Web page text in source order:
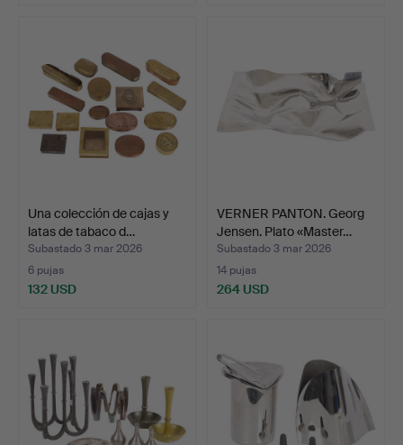
Una colección de cajas y
latas de tabaco d…
Subastado 3 mar 2026
6 pujas
132 USD
VERNER PANTON. Georg
Jensen. Plato «Master…
Subastado 3 mar 2026
14 pujas
264 USD